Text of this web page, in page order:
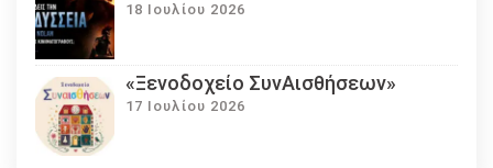
18 Ιουλίου 2026
«Ξενοδοχείο ΣυνΑισθήσεων»
17 Ιουλίου 2026